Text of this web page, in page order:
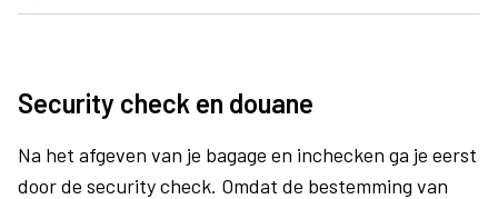
Security check en douane
Na het afgeven van je bagage en inchecken ga je eerst
door de security check. Omdat de bestemming van